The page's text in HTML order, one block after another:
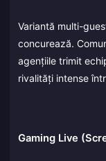
Variantă multi-
concurează.
agențiile trimit
rivalități intense
Gaming Live